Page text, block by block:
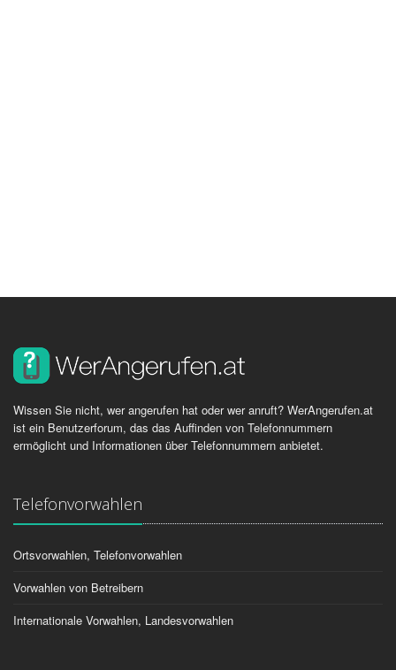
Wissen Sie nicht, wer angerufen hat oder wer anruft? WerAngerufen.at
ist ein Benutzerforum, das das Auffinden von Telefonnummern
ermöglicht und Informationen über Telefonnummern anbietet.
Telefonvorwahlen
Ortsvorwahlen, Telefonvorwahlen
Vorwahlen von Betreibern
Internationale Vorwahlen, Landesvorwahlen